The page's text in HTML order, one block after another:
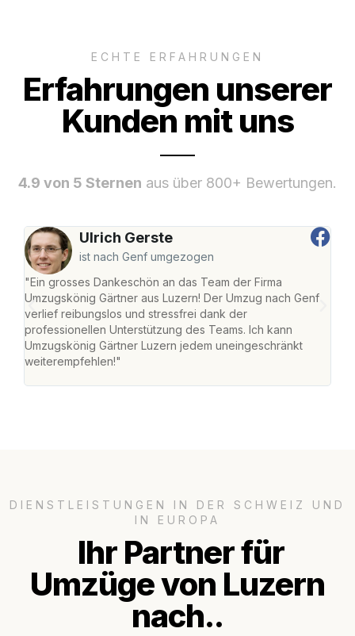
ECHTE ERFAHRUNGEN
Erfahrungen unserer
Kunden mit uns
4.9 von 5 Sternen aus über 800+ Bewertungen.
Ulrich Gerste
ist nach Genf umgezogen
"Ein grosses Dankeschön an das Team der Firma
Umzugskönig Gärtner aus Luzern! Der Umzug nach Genf
verlief reibungslos und stressfrei dank der
professionellen Unterstützung des Teams. Ich kann
Umzugskönig Gärtner Luzern jedem uneingeschränkt
weiterempfehlen!"
DIENSTLEISTUNGEN IN DER SCHWEIZ UND
IN EUROPA
Ihr Partner für
Umzüge von Luzern
nach..